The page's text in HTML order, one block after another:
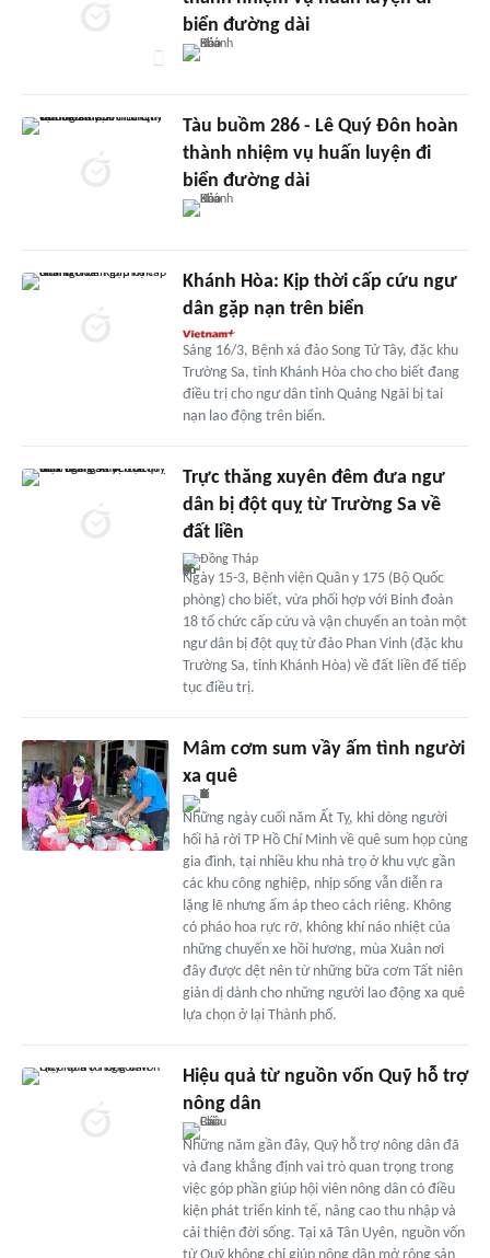
biển đường dài
Tàu buồm 286 - Lê Quý Đôn hoàn
thành nhiệm vụ huấn luyện đi
biển đường dài
Khánh Hòa: Kịp thời cấp cứu ngư
dân gặp nạn trên biển
Sáng 16/3, Bệnh xá đảo Song Tử Tây, đặc khu
Trường Sa, tỉnh Khánh Hòa cho cho biết đang
điều trị cho ngư dân tỉnh Quảng Ngãi bị tai
nạn lao động trên biển.
Trực thăng xuyên đêm đưa ngư
dân bị đột quỵ từ Trường Sa về
đất liền
Đồng Tháp
Ngày 15-3, Bệnh viện Quân y 175 (Bộ Quốc
phòng) cho biết, vừa phối hợp với Binh đoàn
18 tổ chức cấp cứu và vận chuyển an toàn một
ngư dân bị đột quỵ từ đảo Phan Vinh (đặc khu
Trường Sa, tỉnh Khánh Hòa) về đất liền để tiếp
tục điều trị.
Mâm cơm sum vầy ấm tình người
xa quê
Những ngày cuối năm Ất Tỵ, khi dòng người
hối hả rời TP Hồ Chí Minh về quê sum họp cùng
gia đình, tại nhiều khu nhà trọ ở khu vực gần
các khu công nghiệp, nhịp sống vẫn diễn ra
lặng lẽ nhưng ấm áp theo cách riêng. Không
có pháo hoa rực rỡ, không khí náo nhiệt của
những chuyến xe hồi hương, mùa Xuân nơi
đây được dệt nên từ những bữa cơm Tất niên
giản dị dành cho những người lao động xa quê
lựa chọn ở lại Thành phố.
Hiệu quả từ nguồn vốn Quỹ hỗ trợ
nông dân
Những năm gần đây, Quỹ hỗ trợ nông dân đã
và đang khẳng định vai trò quan trọng trong
việc góp phần giúp hội viên nông dân có điều
kiện phát triển kinh tế, nâng cao thu nhập và
cải thiện đời sống. Tại xã Tân Uyên, nguồn vốn